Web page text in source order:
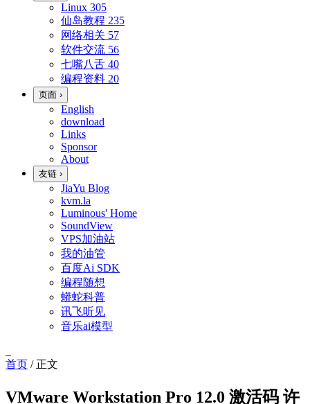
Linux 305
仙岛教程 235
网络相关 57
软件交流 56
七嘴八舌 40
编程资料 20
页面 ›
English
download
Links
Sponsor
About
友链 ›
JiaYu Blog
kvm.la
Luminous' Home
SoundView
VPS加油站
我的油管
百度Ai SDK
编程随想
蟒蛇科普
讯飞听见
音乐ai模型
首页 / 正文
VMware Workstation Pro 12.0 激活码 许